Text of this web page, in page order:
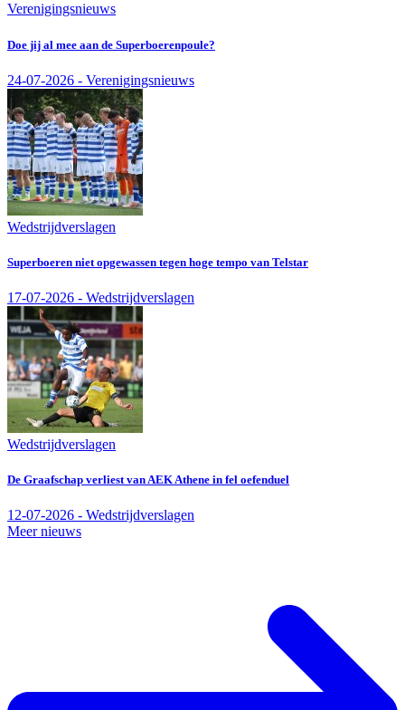
Verenigingsnieuws
Doe jij al mee aan de Superboerenpoule?
24-07-2026 - Verenigingsnieuws
Wedstrijdverslagen
Superboeren niet opgewassen tegen hoge tempo van Telstar
17-07-2026 - Wedstrijdverslagen
Wedstrijdverslagen
De Graafschap verliest van AEK Athene in fel oefenduel
12-07-2026 - Wedstrijdverslagen
Meer nieuws